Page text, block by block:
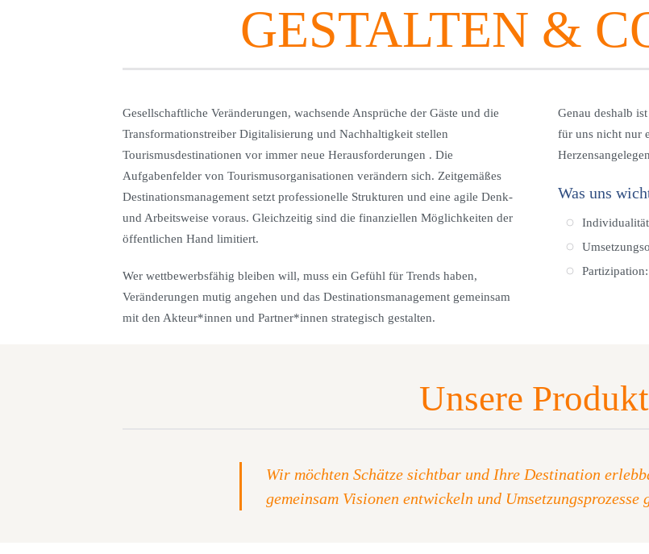
GESTALTEN &
Gesellschaftliche Veränderungen, wachsende Ansprüche der Gäste und die
Transformationstreiber Digitalisierung und Nachhaltigkeit stellen
Tourismusdestinationen vor immer neue Herausforderungen . Die
Aufgabenfelder von Tourismusorganisationen verändern sich. Zeitgemäßes
Destinationsmanagement setzt professionelle Strukturen und eine agile Denk-
und Arbeitsweise voraus. Gleichzeitig sind die finanziellen Möglichkeiten der
öffentlichen Hand limitiert.
Wer wettbewerbsfähig bleiben will, muss ein Gefühl für Trends haben,
Veränderungen mutig angehen und das Destinationsmanagement gemeinsam
mit den Akteur*innen und Partner*innen strategisch gestalten.
Genau deshalb
für uns nicht nur
Was uns
Unsere
Wir möchten Schätze sichtbar und Ihre Destination
gemeinsam Visionen entwickeln und Umsetzungsprozesse